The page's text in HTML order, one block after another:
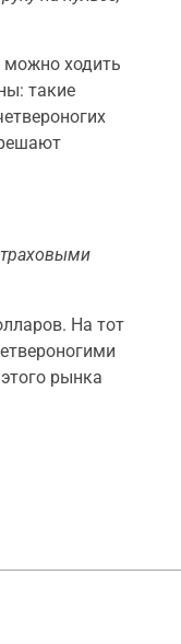
ходить
такие
На тот
рынка